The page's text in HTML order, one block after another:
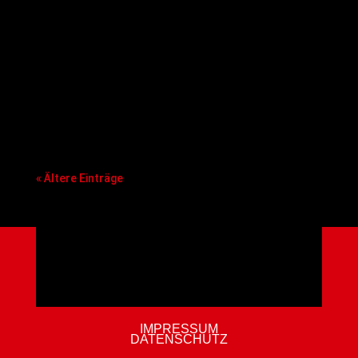
« Ältere Einträge
IMPRESSUM
DATENSCHUTZ